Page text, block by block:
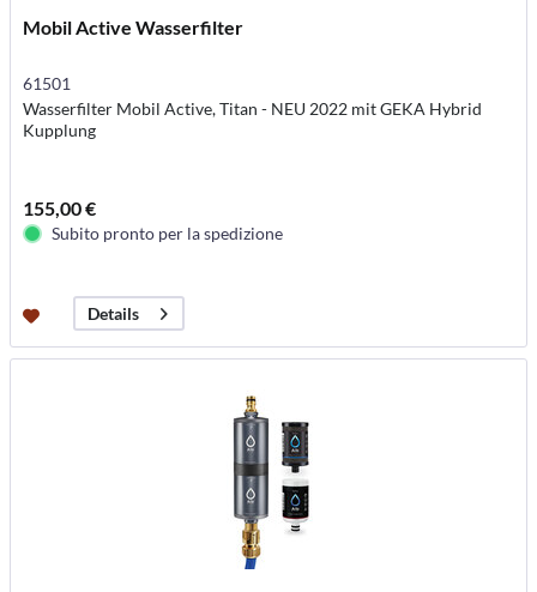
Mobil Active Wasserfilter
61501
Wasserfilter Mobil Active, Titan - NEU 2022 mit GEKA Hybrid
Kupplung
155,00 €
Subito pronto per la spedizione
Details